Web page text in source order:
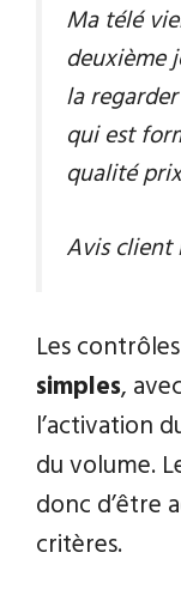
Ma télé
deuxième
la
qui est
qualité
Avis client
Les
simples,
l’activation
du volume.
donc d’être
critères.